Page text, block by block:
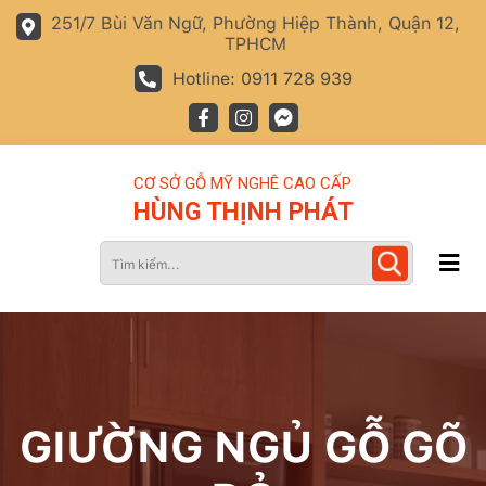
251/7 Bùi Văn Ngữ, Phường Hiệp Thành, Quận 12,
TPHCM
Hotline: 0911 728 939
CƠ SỞ GỖ MỸ NGHÊ CAO CẤP
HÙNG THỊNH PHÁT
GIƯỜNG NGỦ GỖ GÕ